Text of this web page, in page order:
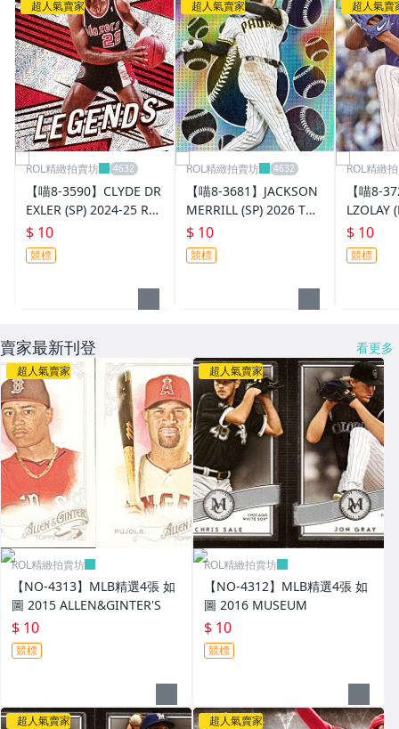
超人氣賣家
ROL精緻拍賣坊
【喵8-3590】CLYDE DR
EXLER (SP) 2024-25 REV
OLUTION
$ 10
競標
超人氣賣家
ROL精緻拍賣坊
【喵8-3681】JACKSON
MERRILL (SP) 2026 TOP
PS
$ 10
競標
超人氣賣
ROL精緻
【喵8-
LZOLAY
S
$ 10
競標
賣家最新刊登 看更多
超人氣賣家
ROL精緻拍賣坊
【NO-4313】MLB精選4張 如
圖 2015 ALLEN&GINTER'S
$ 10
競標
超人氣賣家
ROL精緻拍賣坊
【NO-4312】MLB精選4張 如
圖 2016 MUSEUM
$ 10
競標
超人氣賣家 超人氣賣家